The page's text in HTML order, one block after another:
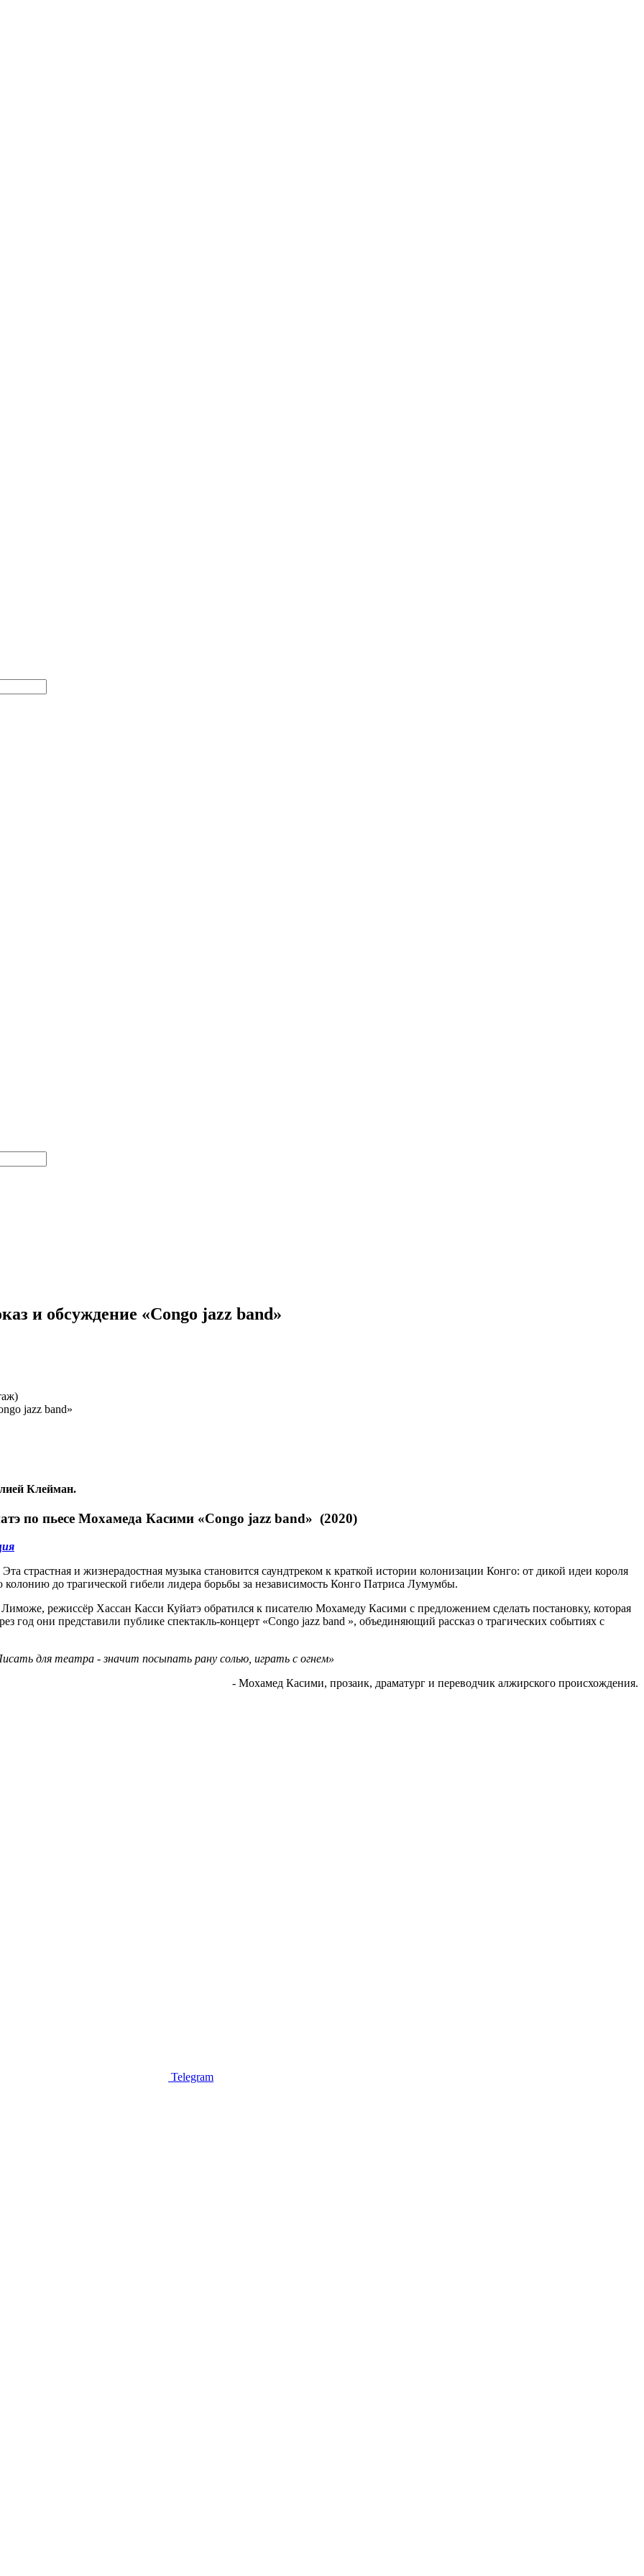
и обсуждение «Congo jazz band»
Клейман.
по пьесе Мохамеда Касими «Congo jazz band» (2020)
страстная и жизнерадостная музыка становится саундтреком к краткой истории колонизации Конго: от дикой идеи короля
до трагической гибели лидера борьбы за независимость Конго Патриса Лумумбы.
режиссёр Хассан Касси Куйатэ обратился к писателю Мохамеду Касими с предложением сделать постановку, которая
год они представили публике спектакль-концерт «Congo jazz band », объединяющий рассказ о трагических событиях с
для театра - значит посыпать рану солью, играть с огнем»
- Мохамед Касими, прозаик, драматург и переводчик алжирского происхождения.
Telegram